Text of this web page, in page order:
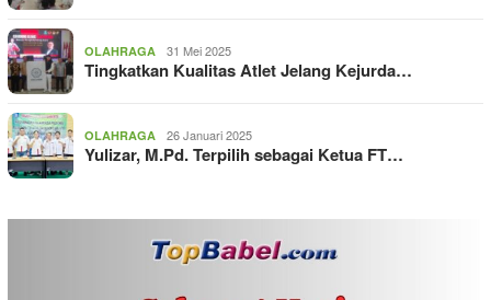
OLAHRAGA 31 Mei 2025
Tingkatkan Kualitas Atlet Jelang Kejurda…
OLAHRAGA 26 Januari 2025
Yulizar, M.Pd. Terpilih sebagai Ketua FT…